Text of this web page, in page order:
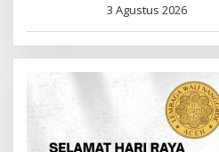
3 Agustus 2026